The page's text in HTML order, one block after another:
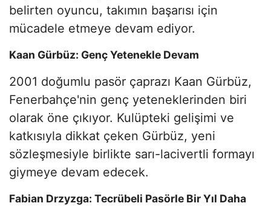
belirten oyuncu, takımın başarısı için
mücadele etmeye devam ediyor.
Kaan Gürbüz: Genç Yetenekle Devam
2001 doğumlu pasör çaprazı Kaan Gürbüz,
Fenerbahçe'nin genç yeteneklerinden biri
olarak öne çıkıyor. Kulüpteki gelişimi ve
katkısıyla dikkat çeken Gürbüz, yeni
sözleşmesiyle birlikte sarı-lacivertli formayı
giymeye devam edecek.
Fabian Drzyzga: Tecrübeli Pasörle Bir Yıl Daha